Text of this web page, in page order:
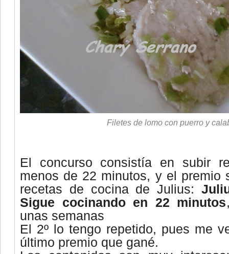
Filetes de lomo con puerro y
El concurso consistía
en subir
menos de 22 minutos, y el premio
recetas de cocina de Julius:
Sigue cocinando en 22 minutos
unas semanas
El 2º lo tengo repetido, pues me
último premio que gané.